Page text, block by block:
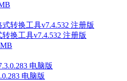
换工具v7.4.532 注册版
电脑版